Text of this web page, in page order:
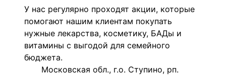
У нас регулярно проходят акции, которые
помогают нашим клиентам покупать
нужные лекарства, косметику, БАДы и
витамины с выгодой для семейного
бюджета.
Московская обл., г.о. Ступино, рп.